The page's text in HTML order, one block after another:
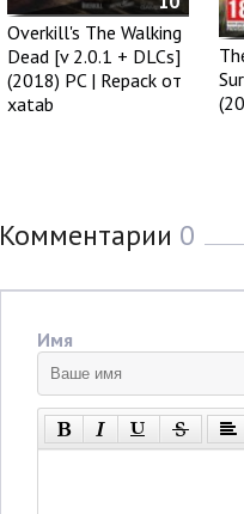
Overkill's The Walking
Dead [v 2.0.1 + DLCs]
(2018) PC | Repack от
xatab
Комментарии 0
Имя